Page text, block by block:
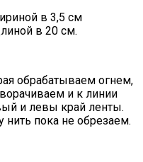
в 3,5 см
в 20 см.
обрабатываем огнем,
и к линии
и левы край ленты.
пока не обрезаем.